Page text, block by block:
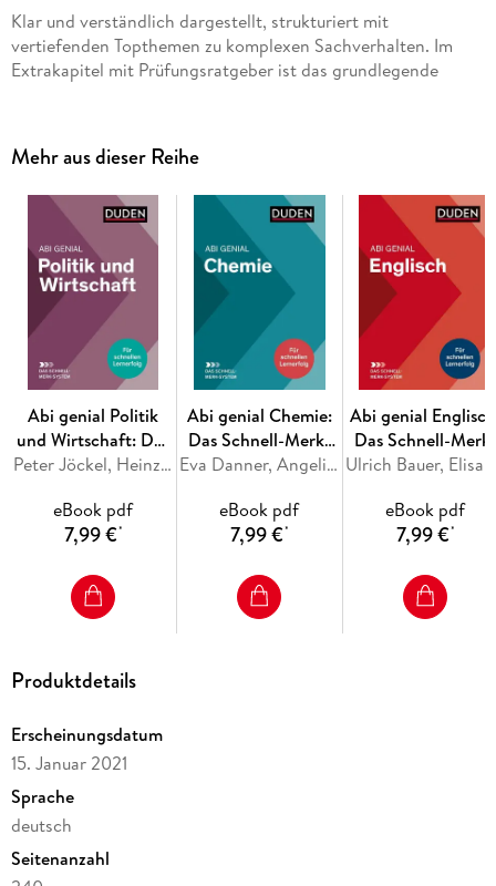
Klar und verständlich dargestellt, strukturiert mit
vertiefenden Topthemen zu komplexen Sachverhalten. Im
Extrakapitel mit Prüfungsratgeber ist das grundlegende
Mehr aus dieser Reihe
Abi genial Politik
und Wirtschaft: Das
Schnell-Merk- Peter Jöckel, Heinz-Josef Sprengkamp, Jessica Schattschneider
eBook pdf
7,99 €*
Abi genial Chemie:
Das Schnell-Merk-
System
Eva Danner, Angelika Fallert-Müller, Roland Franik
eBook pdf
7,99 €*
Abi genial
Das Schnell-Merk-
System
eBook pdf
7,99 €*
Produktdetails
Erscheinungsdatum
15. Januar 2021
Sprache
deutsch
Seitenanzahl